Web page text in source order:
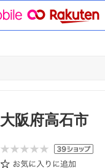
大阪府高石市